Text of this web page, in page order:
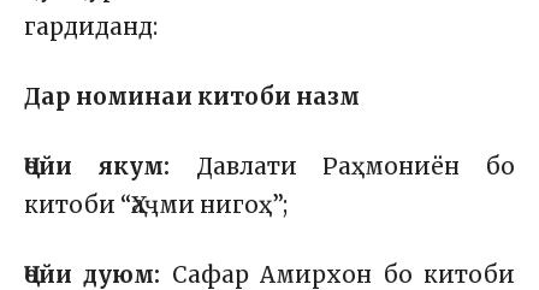
гардиданд:
Дар номинаи китоби назм
Ҷойи якум: Давлати Раҳмониён бо
китоби “Ҳаҷми нигоҳ”;
Ҷойи дуюм: Сафар Амирхон бо китоби